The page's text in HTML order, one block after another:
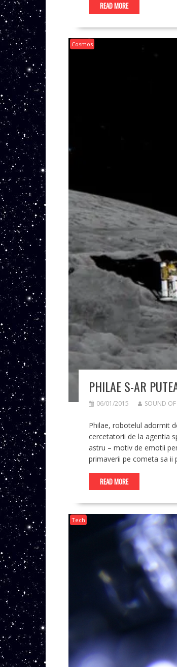
READ MORE
Cosmos
PHILAE S-AR
06/01/2015 SOUND OF
Philae, robotelul adormit
cercetatorii de la agentia
astru – motiv de emotii
primaverii pe cometa sa ii
READ MORE
Tech